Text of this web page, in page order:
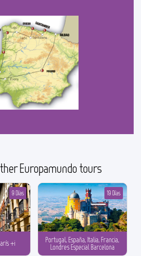
Europamundo tours
+i
9 Días
Portugal, España, Italia, Francia,
Londres Especial Barcelona
19 Días